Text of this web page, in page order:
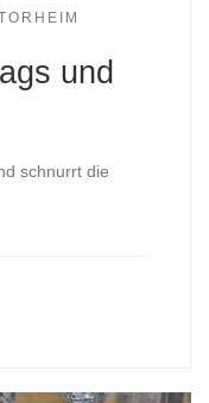
und
schnurrt die